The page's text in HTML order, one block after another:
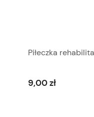
Piłeczka
9,00 zł